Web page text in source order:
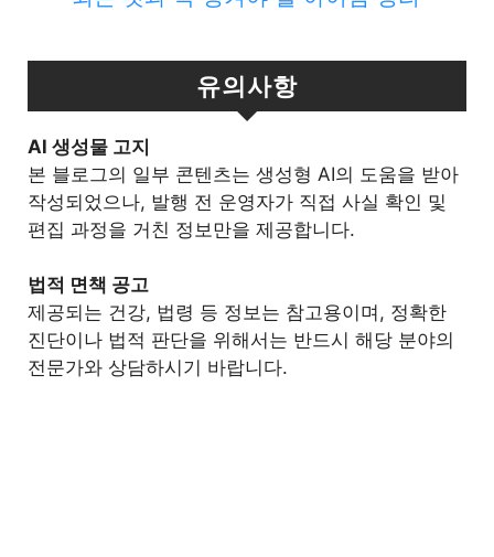
유의사항
Al 생성물 고지
본 블로그의 일부 콘텐츠는 생성형 AI의 도움을 받아
작성되었으나, 발행 전 운영자가 직접 사실 확인 및
편집 과정을 거친 정보만을 제공합니다.
법적 면책 공고
제공되는 건강, 법령 등 정보는 참고용이며, 정확한
진단이나 법적 판단을 위해서는 반드시 해당 분야의
전문가와 상담하시기 바랍니다.